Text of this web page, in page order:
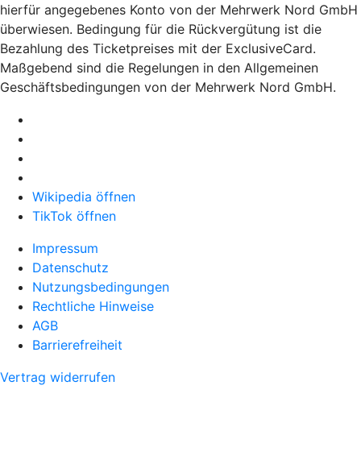
hierfür angegebenes Konto von der Mehrwerk Nord GmbH
überwiesen. Bedingung für die Rückvergütung ist die
Bezahlung des Ticketpreises mit der ExclusiveCard.
Maßgebend sind die Regelungen in den Allgemeinen
Geschäftsbedingungen von der Mehrwerk Nord GmbH.
Wikipedia öffnen
TikTok öffnen
Impressum
Datenschutz
Nutzungsbedingungen
Rechtliche Hinweise
AGB
Barrierefreiheit
Vertrag widerrufen